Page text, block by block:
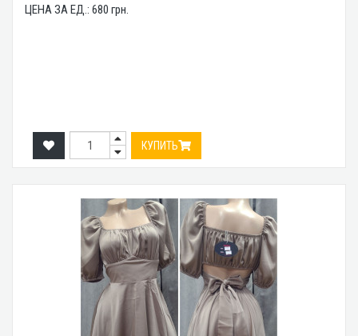
ЦЕНА ЗА ЕД.: 680 грн.
КУПИТЬ